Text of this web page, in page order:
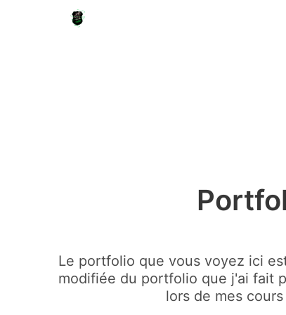
Le portfolio que vous voyez ici
modifiée du portfolio que j'ai fait
lors de mes cours